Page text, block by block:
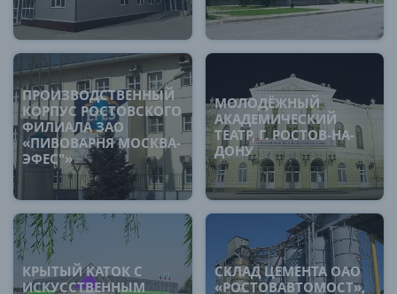
ПРОИЗВОДСТВЕННЫЙ
КОРПУС РОСТОВСКОГО
ФИЛИАЛА ЗАО
«ПИВОВАРНЯ МОСКВА-
ЭФЕС"»
МОЛОДЁЖНЫЙ
АКАДЕМИЧЕСКИЙ
ТЕАТР, Г. РОСТОВ-НА-
ДОНУ
КРЫТЫЙ КАТОК С
ИСКУССТВЕННЫМ
СКЛАД ЦЕМЕНТА ОАО
«РОСТОВАВТОМОСТ»,